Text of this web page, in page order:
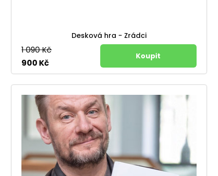
Desková hra - Zrádci
1 090 Kč
900 Kč